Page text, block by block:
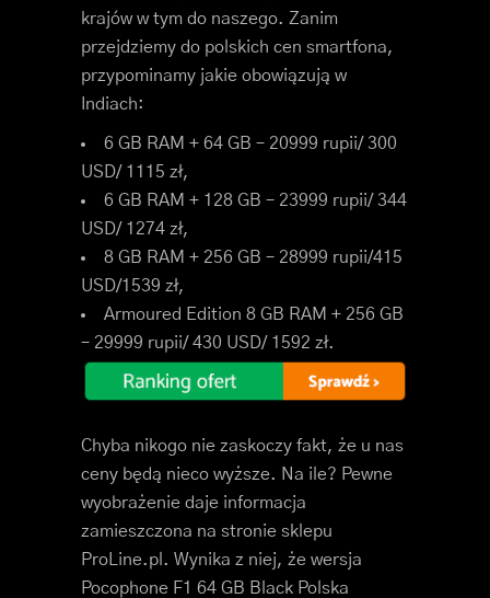
krajów w tym do naszego. Zanim
przejdziemy do polskich cen smartfona,
przypominamy jakie obowiązują w
Indiach:
6 GB RAM + 64 GB – 20999 rupii/ 300
USD/ 1115 zł,
6 GB RAM + 128 GB – 23999 rupii/ 344
USD/ 1274 zł,
8 GB RAM + 256 GB – 28999 rupii/415
USD/1539 zł,
Armoured Edition 8 GB RAM + 256 GB
– 29999 rupii/ 430 USD/ 1592 zł.
Chyba nikogo nie zaskoczy fakt, że u nas
ceny będą nieco wyższe. Na ile? Pewne
wyobrażenie daje informacja
zamieszczona na stronie sklepu
ProLine.pl. Wynika z niej, że wersja
Pocophone F1 64 GB Black Polska